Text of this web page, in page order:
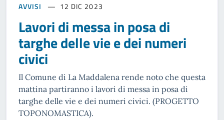
AVVISI 12 DIC 2023
Lavori di messa in posa di
targhe delle vie e dei numeri
civici
Il Comune di La Maddalena rende noto che questa
mattina partiranno i lavori di messa in posa di
targhe delle vie e dei numeri civici. (PROGETTO
TOPONOMASTICA).